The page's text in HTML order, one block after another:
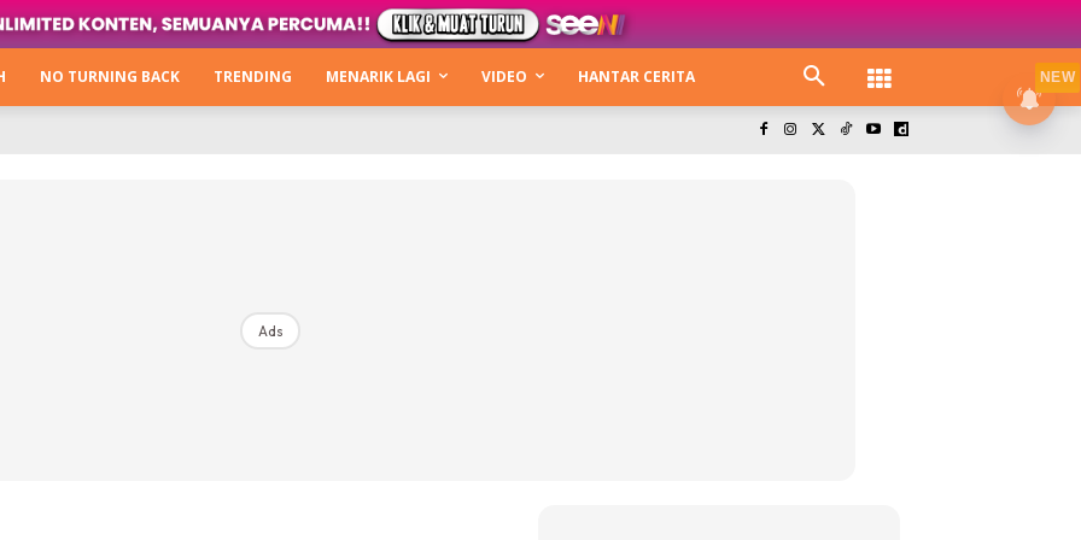
Hijabista
Next Level
NO TURNING BACK TRENDING MENARIK LAGI VIDEO HANTAR CERITA
Ads
NEW